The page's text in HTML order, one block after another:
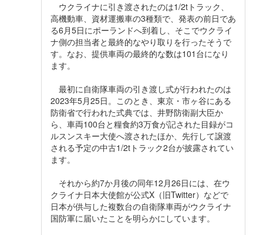
ウクライナに引き渡されたのは1/2tトラック、
高機動車、資材運搬車の3種類で、発表の前日であ
る6月5日にポーランドへ到着し、そこでウクライ
ナ側の担当者と最終的なやり取りを行ったそうで
す。なお、提供車両の最終的な数は101台になり
ます。
最初に自衛隊車両の引き渡し式が行われたのは
2023年5月25日。このとき、東京・市ヶ谷にある
防衛省で行われた式典では、井野防衛副大臣か
ら、車両100台と糧食約3万食が記された目録がコ
ルスンスキー大使へ渡されたほか、先行して譲渡
される予定の中古1/2tトラック2台が披露されてい
ます。
それから約7か月後の同年12月26日には、在ウ
クライナ日本大使館が公式X（旧Twitter）などで
日本が供与した複数台の自衛隊車両がウクライナ
国防軍に届いたことを明らかにしています。